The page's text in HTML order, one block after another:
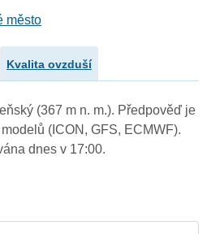
město
Kvalita ovzduší
(367 m n. m.). Předpověď je
(ICON, GFS, ECMWF).
dnes v 17:00.